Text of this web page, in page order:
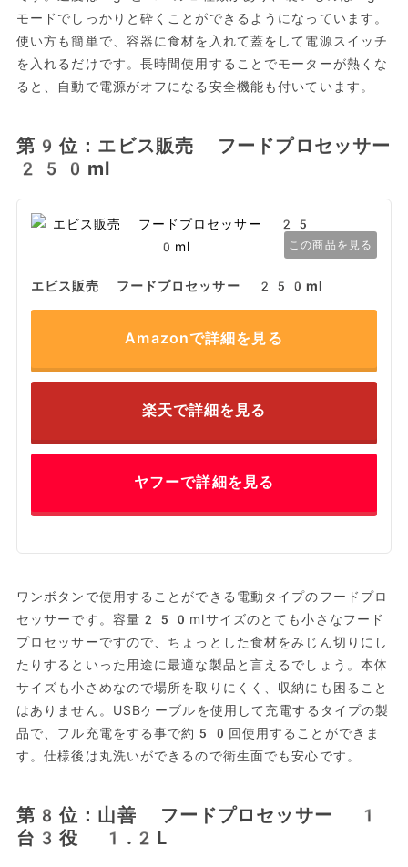
モードでしっかりと砕くことができるようになっています。
使い方も簡単で、容器に食材を入れて蓋をして電源スイッチ
を入れるだけです。長時間使用することでモーターが熱くな
ると、自動で電源がオフになる安全機能も付いています。
第9位：エビス販売 フードプロセッサー
250ml
この商品を見る
エビス販売 フードプロセッサー 250ml
Amazonで詳細を見る
楽天で詳細を見る
ヤフーで詳細を見る
ワンボタンで使用することができる電動タイプのフードプロ
セッサーです。容量250mlサイズのとても小さなフード
プロセッサーですので、ちょっとした食材をみじん切りにし
たりするといった用途に最適な製品と言えるでしょう。本体
サイズも小さめなので場所を取りにくく、収納にも困ること
はありません。USBケーブルを使用して充電するタイプの製
品で、フル充電をする事で約50回使用することができま
す。仕様後は丸洗いができるので衛生面でも安心です。
第8位：山善 フードプロセッサー 1
台3役 1.2L